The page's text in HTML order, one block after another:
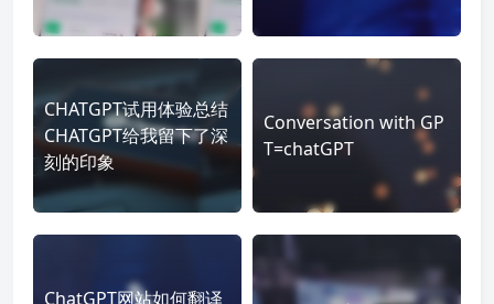
CHATGPT试用体验总结
CHATGPT给我留下了深
刻的印象
Conversation with GP
T=chatGPT
ChatGPT网站如何翻译